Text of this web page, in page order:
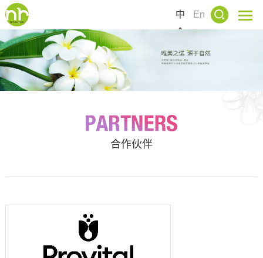
中 En
合作伙伴